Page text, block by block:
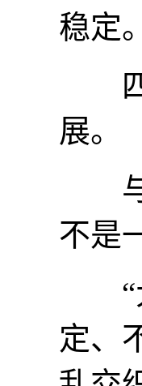
稳定。
四
展。
与
不是
“大
定、